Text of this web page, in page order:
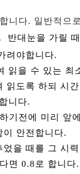
니다. 일반적
반대눈을 가릴
려야합니다.
읽을 수 있는 최
읽도록 하되 시
니다.
기전에 미리 앞
안전합니다.
을 때를 그 시
면 0.8로 합니